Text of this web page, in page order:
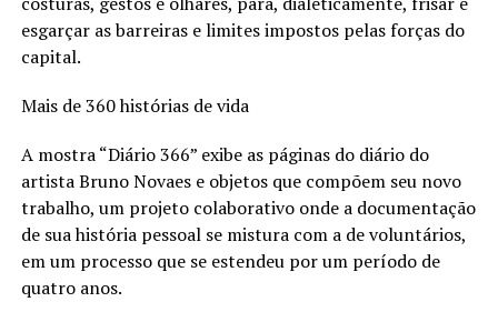
esgarçar as barreiras e limites impostos pelas forças do
capital.
Mais de 360 histórias de vida
A mostra “Diário 366” exibe as páginas do diário do
artista Bruno Novaes e objetos que compõem seu novo
trabalho, um projeto colaborativo onde a documentação
de sua história pessoal se mistura com a de voluntários,
em um processo que se estendeu por um período de
quatro anos.